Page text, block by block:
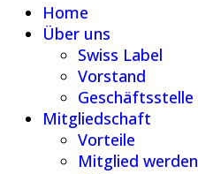
Home
Über uns
Swiss Label
Vorstand
Geschäftsstelle
Mitgliedschaft
Vorteile
Mitglied werden